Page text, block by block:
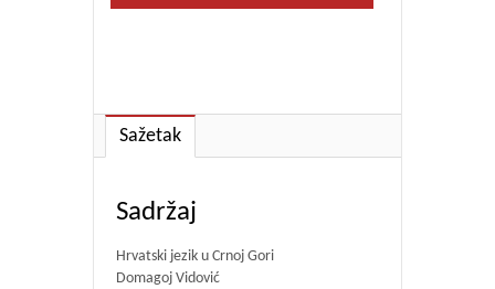
Sažetak
Sadržaj
Hrvatski jezik u Crnoj Gori
Domagoj Vidović